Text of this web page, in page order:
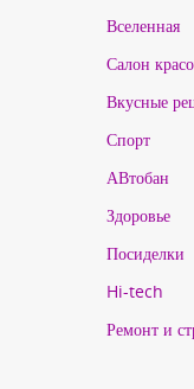
Вселенная
Салон
Вкусные
Спорт
АВтобан
Здоровье
Посиделки
Hi-tech
Ремонт и